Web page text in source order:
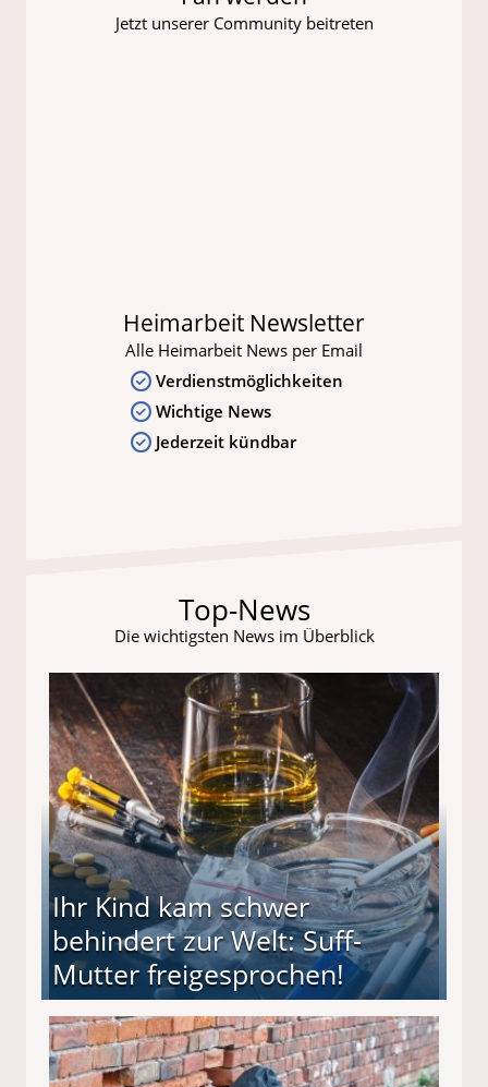
Jetzt unserer Community beitreten
Heimarbeit Newsletter
Alle Heimarbeit News per Email
Verdienstmöglichkeiten
Wichtige News
Jederzeit kündbar
Top-News
Die wichtigsten News im Überblick
Ihr Kind kam schwer
behindert zur Welt: Suff-
Mutter freigesprochen!
Mutter freigesprochen!